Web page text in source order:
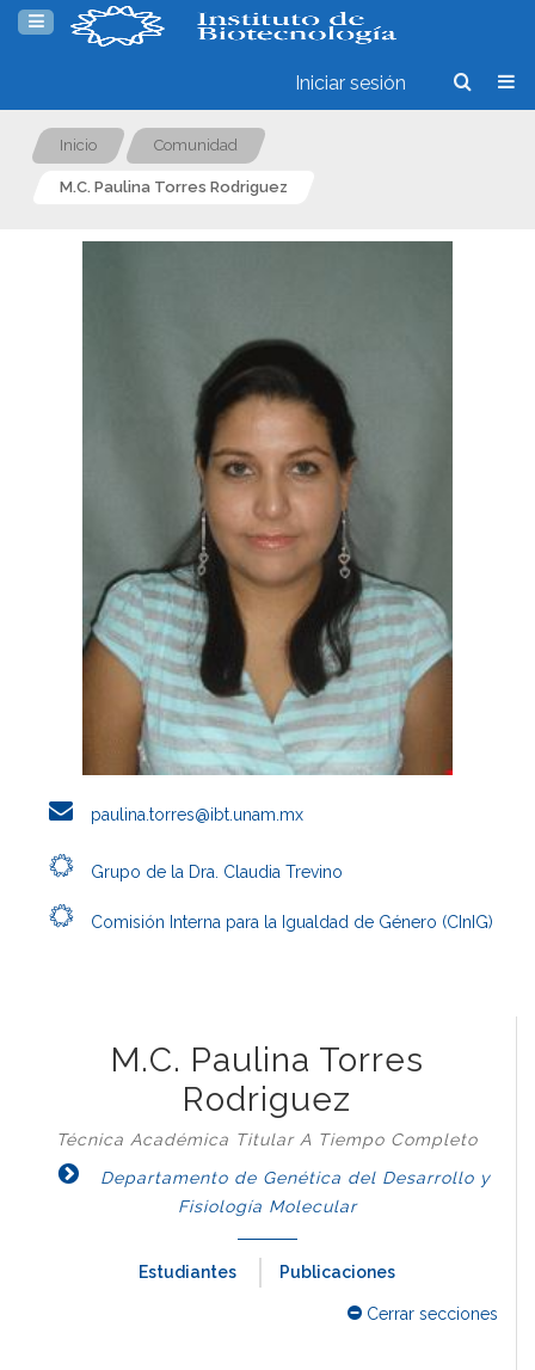
Iniciar sesión
Inicio Comunidad
M.C. Paulina Torres Rodriguez
paulina.torres@ibt.unam.mx
Grupo de la Dra. Claudia Trevino
Comisión Interna para la Igualdad de Género (CInIG)
M.C. Paulina Torres
Rodriguez
Técnica Académica Titular A Tiempo Completo
Departamento de Genética del Desarrollo y
Fisiología Molecular
Estudiantes Publicaciones
Cerrar secciones